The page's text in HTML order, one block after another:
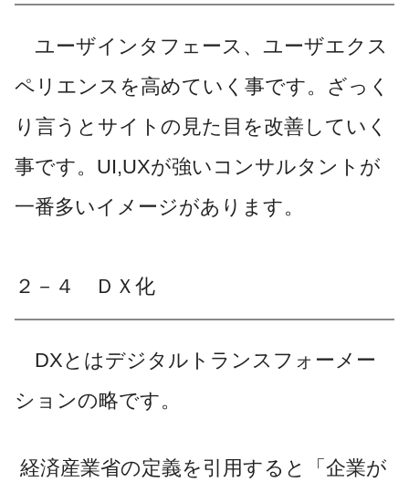
ユーザインタフェース、ユーザエクス
ペリエンスを高めていく事です。ざっく
り言うとサイトの見た目を改善していく
事です。UI,UXが強いコンサルタントが
一番多いイメージがあります。
２－４ ＤＸ化
DXとはデジタルトランスフォーメー
ションの略です。
経済産業省の定義を引用すると「企業が